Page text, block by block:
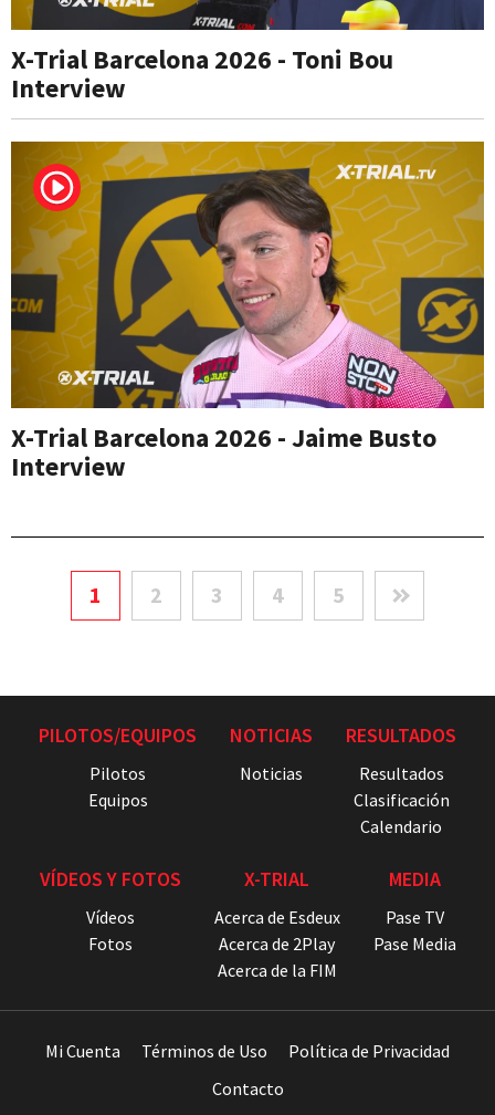
X-Trial Barcelona 2026 - Toni Bou
Interview
X-Trial Barcelona 2026 - Jaime Busto
Interview
1 2 3 4 5
PILOTOS/EQUIPOS
Pilotos
Equipos
NOTICIAS
Noticias
RESULTADOS
Resultados
Clasificación
Calendario
VÍDEOS Y FOTOS
Vídeos
Fotos
X-TRIAL
Acerca de Esdeux
Acerca de 2Play
Acerca de la FIM
MEDIA
Pase TV
Pase Media
Mi Cuenta Términos de Uso
Política de Privacidad
Contacto